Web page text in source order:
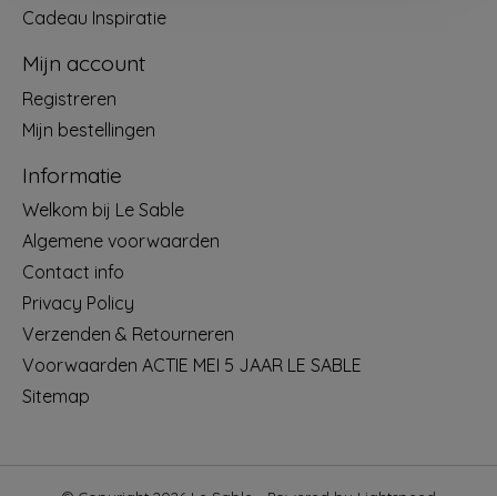
Cadeau Inspiratie
Mijn account
Registreren
Mijn bestellingen
Informatie
Welkom bij Le Sable
Algemene voorwaarden
Contact info
Privacy Policy
Verzenden & Retourneren
Voorwaarden ACTIE MEI 5 JAAR LE SABLE
Sitemap